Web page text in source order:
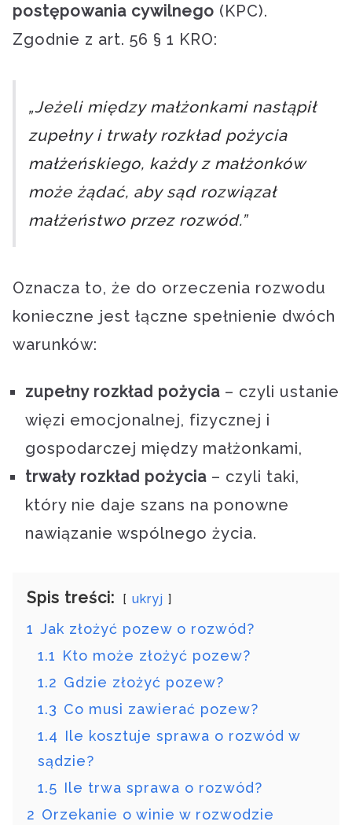
postępowania cywilnego (KPC).
Zgodnie z art. 56 § 1 KRO:
„Jeżeli między małżonkami nastąpił
zupełny i trwały rozkład pożycia
małżeńskiego, każdy z małżonków
może żądać, aby sąd rozwiązał
małżeństwo przez rozwód.”
Oznacza to, że do orzeczenia rozwodu
konieczne jest łączne spełnienie dwóch
warunków:
zupełny rozkład pożycia – czyli ustanie
więzi emocjonalnej, fizycznej i
gospodarczej między małżonkami,
trwały rozkład pożycia – czyli taki,
który nie daje szans na ponowne
nawiązanie wspólnego życia.
Spis treści: ukryj
1 Jak złożyć pozew o rozwód?
1.1 Kto może złożyć pozew?
1.2 Gdzie złożyć pozew?
1.3 Co musi zawierać pozew?
1.4 Ile kosztuje sprawa o rozwód w
sądzie?
1.5 Ile trwa sprawa o rozwód?
2 Orzekanie o winie w rozwodzie